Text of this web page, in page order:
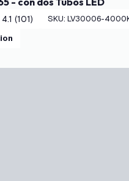
de puntuación
4.1 (101) SKU: LV30006-